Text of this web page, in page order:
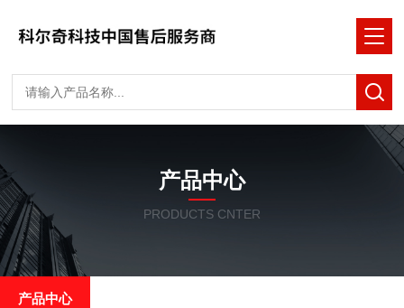
产品中心
PRODUCTS CNTER
产品中心